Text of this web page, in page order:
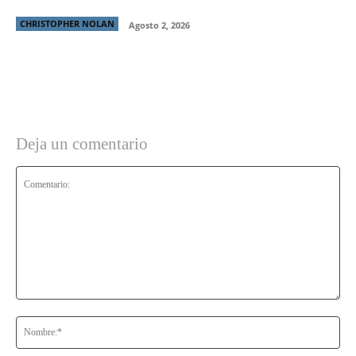
CHRISTOPHER NOLAN Agosto 2, 2026
Deja un comentario